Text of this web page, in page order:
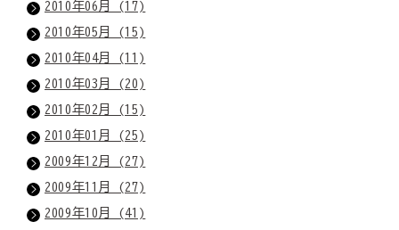
2010年06月 (17)
2010年05月 (15)
2010年04月 (11)
2010年03月 (20)
2010年02月 (15)
2010年01月 (25)
2009年12月 (27)
2009年11月 (27)
2009年10月 (41)